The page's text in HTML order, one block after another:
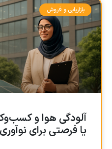
بازاریابی و فروش
آلودگی هوا و
یا فرصتی برای